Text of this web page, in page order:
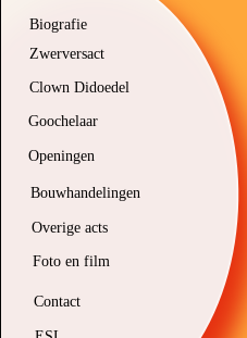
Biografie
Zwerversact
Clown Didoedel
Overige acts
Openingen
Bouwhandelingen
Foto en film
Contact
Goochelaar